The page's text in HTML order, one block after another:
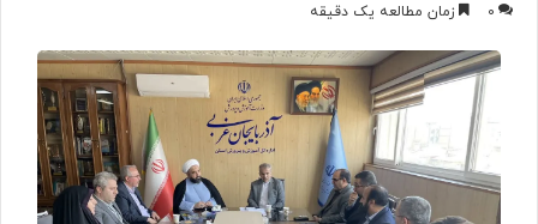
0 زمان مطالعه یک دقیقه